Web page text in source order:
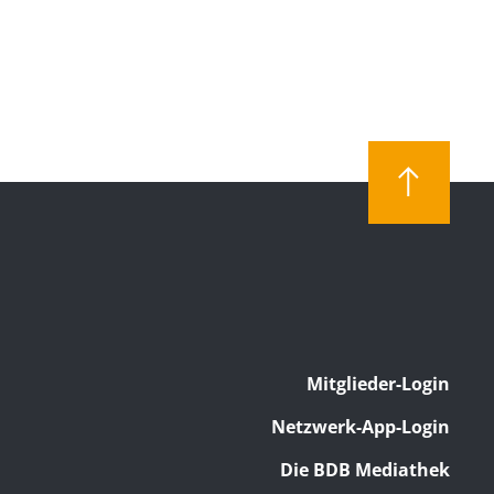
Mitglieder-Login
Netzwerk-App-Login
Die BDB Mediathek